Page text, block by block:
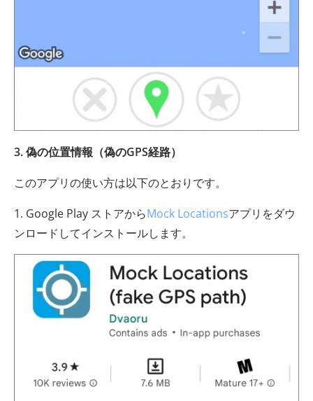
3. 偽の位置情報（偽のGPS経路）
このアプリの使い方は以下のとおりです。
1. Google Play ストアからMock Locationsアプリをダウ
ンロードしてインストールします。